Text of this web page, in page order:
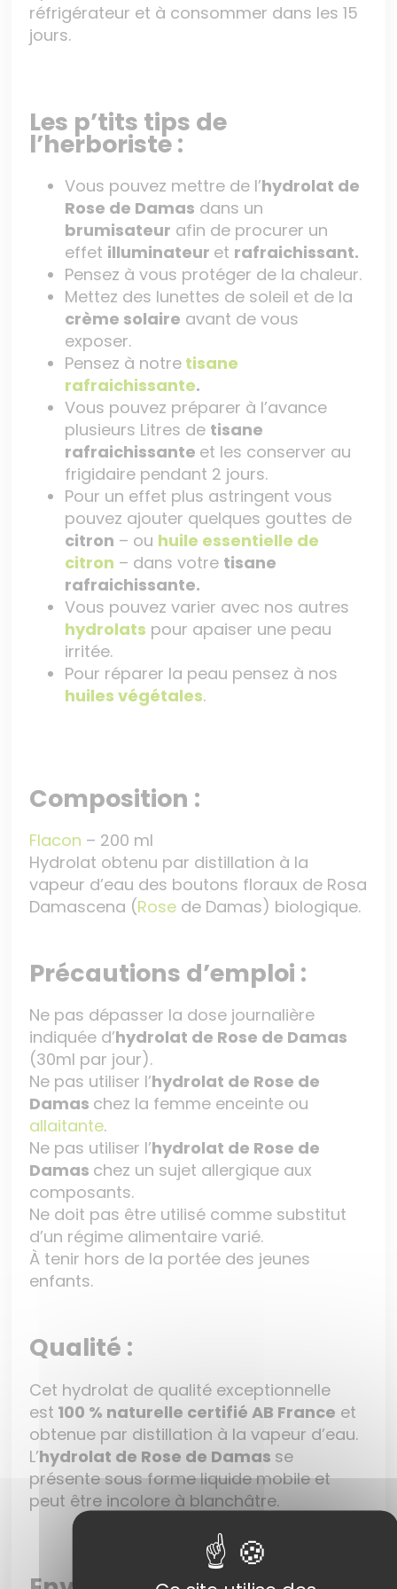
réfrigérateur et à consommer dans les 15
jours.
Les p’tits tips de
l’herboriste :
Vous pouvez mettre de l’hydrolat de
Rose de Damas dans un
brumisateur afin de procurer un
effet illuminateur et rafraichissant.
Pensez à vous protéger de la chaleur.
Mettez des lunettes de soleil et de la
crème solaire avant de vous
exposer.
Pensez à notre tisane
rafraichissante.
Vous pouvez préparer à l’avance
plusieurs Litres de tisane
rafraichissante et les conserver au
frigidaire pendant 2 jours.
Pour un effet plus astringent vous
pouvez ajouter quelques gouttes de
citron – ou huile essentielle de
citron – dans votre tisane
rafraichissante.
Vous pouvez varier avec nos autres
hydrolats pour apaiser une peau
irritée.
Pour réparer la peau pensez à nos
huiles végétales.
Composition :
Flacon – 200 ml
Hydrolat obtenu par distillation à la
vapeur d’eau des boutons floraux de Rosa
Damascena (Rose de Damas) biologique.
Précautions d’emploi :
Ne pas dépasser la dose journalière
indiquée d’hydrolat de Rose de Damas
(30ml par jour).
Ne pas utiliser l’hydrolat de Rose de
Damas chez la femme enceinte ou
allaitante.
Ne pas utiliser l’hydrolat de Rose de
Damas chez un sujet allergique aux
composants.
Ne doit pas être utilisé comme substitut
d’un régime alimentaire varié.
À tenir hors de la portée des jeunes
enfants.
Qualité :
Cet hydrolat de qualité exceptionnelle
est 100 % naturelle certifié AB France et
obtenue par distillation à la vapeur d’eau.
L’hydrolat de Rose de Damas se
présente sous forme liquide mobile et
peut être incolore à blanchâtre.